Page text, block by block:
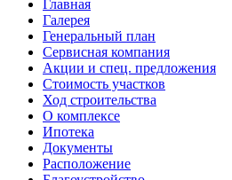
Главная
Галерея
Генеральный план
Сервисная компания
Акции и спец. предложения
Стоимость участков
Ход строительства
О комплексе
Ипотека
Документы
Расположение